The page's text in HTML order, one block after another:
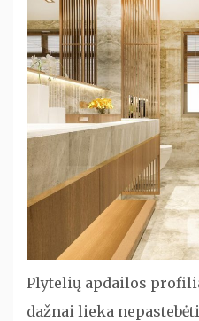
Plytelių apdailos
dažnai lieka